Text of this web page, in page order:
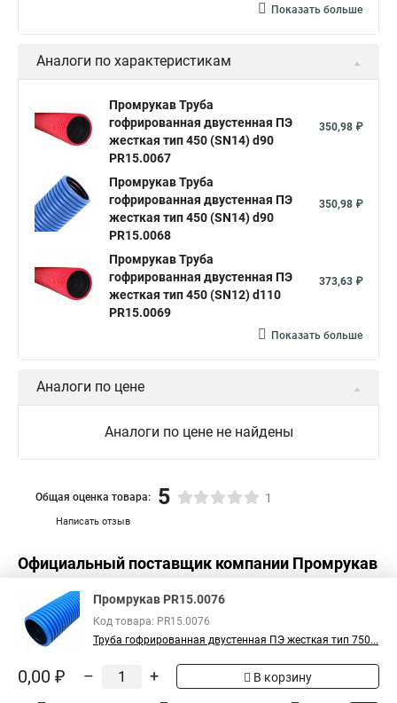
Показать больше
Аналоги по характеристикам
Промрукав Труба
гофрированная двустенная ПЭ
жесткая тип 450 (SN14) d90
PR15.0067
350,98 ₽
Промрукав Труба
гофрированная двустенная ПЭ
жесткая тип 450 (SN14) d90
PR15.0068
350,98 ₽
Промрукав Труба
гофрированная двустенная ПЭ
жесткая тип 450 (SN12) d110
PR15.0069
373,63 ₽
Показать больше
Аналоги по цене
Аналоги по цене не найдены
Написать отзыв
Общая оценка товара: 5 1
Официальный поставщик компании Промрукав
в России
Промрукав PR15.0076
Код товара: PR15.0076
Труба гофрированная двустенная ПЭ жесткая тип 750...
0,00 ₽ – + В корзину